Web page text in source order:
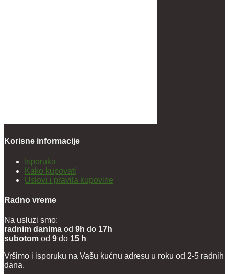
Korisne informacije
Isporuka
Kako kupovati
Uslovi i pravila kupovine
Radno vreme
Na usluzi smo:
radnim danima od 9h do 17h
subotom od 9 do 15 h
Vršimo i isporuku na Vašu kućnu adresu u roku od 2-5 radnih
dana.